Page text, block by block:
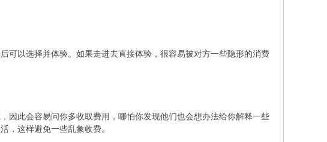
可以选择并体验。如果走进去直接体验，很容易被对方一些隐形的消费
因此会容易问你多收取费用，哪怕你发现他们也会想办法给你解释一些
，这样避免一些乱象收费。